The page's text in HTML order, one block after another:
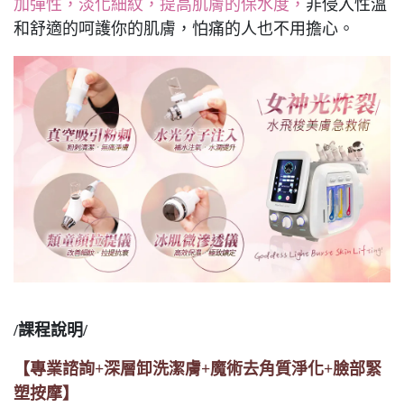
加彈性，淡化細紋，提高肌膚的保水度， 非侵入性溫
和舒適的呵護你的肌膚，怕痛的人也不用擔心。
/課程說明/
【專業諮詢+深層卸洗潔膚+魔術去角質淨化+臉部緊
塑按摩】